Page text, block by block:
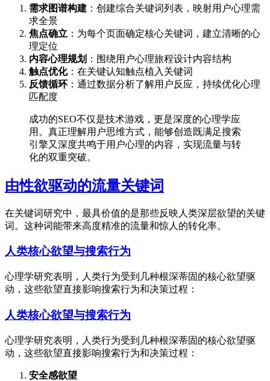
需求图谱构建 ：创建综合关键词列表，映射用户心理需
求全景
焦点确立 ：为每个页面确定核心关键词，建立清晰的心
理定位
内容心理规划 ：围绕用户心理旅程设计内容结构
触点优化：在关键认知触点植入关键词
反馈循环 ：通过数据分析了解用户反应，持续优化心理
匹配度
成功的SEO不仅是技术游戏，更是深度的心理学应
用。真正理解用户思维方式，能够创造既满足搜索
引擎又深度共鸣于用户心理的内容，实现流量与转
化的双重突破。
由性欲驱动的流量关键词
在关键词研究中，最具价值的是那些反映人类深层欲望的关键
词。这种词能带来高度精准的流量和惊人的转化率。
人类核心欲望与搜索行为
心理学研究表明，人类行为受到几种根深蒂固的核心欲望驱
动，这些欲望直接影响搜索行为和决策过程：
人类核心欲望与搜索行为
心理学研究表明，人类行为受到几种根深蒂固的核心欲望驱
动，这些欲望直接影响搜索行为和决策过程：
安全感欲望